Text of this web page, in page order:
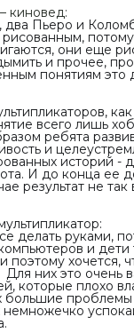
киновед:
два Пьеро и
они еще
и прочее,
понятиям это
всего лишь
ребята
и
историй -
И до конца ее
результат не так
делать руками,
и дети
поэтому хочется,
Для них это очень
которые плохо
большие
немножечко